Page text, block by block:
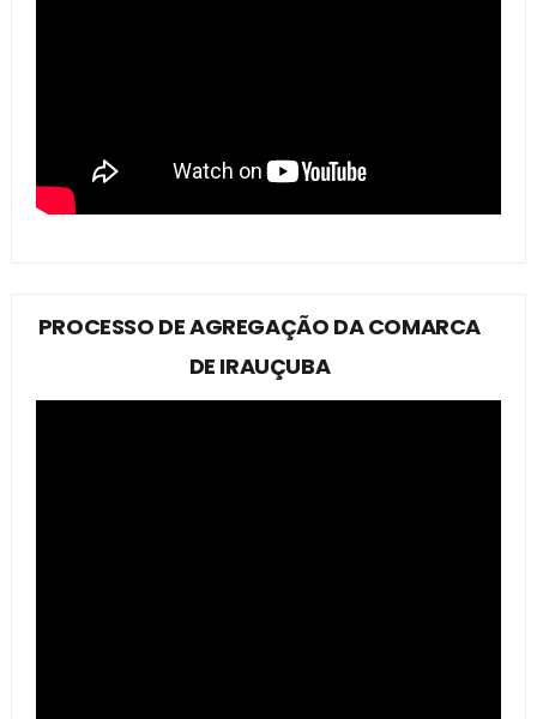
PROCESSO DE AGREGAÇÃO DA COMARCA
DE IRAUÇUBA